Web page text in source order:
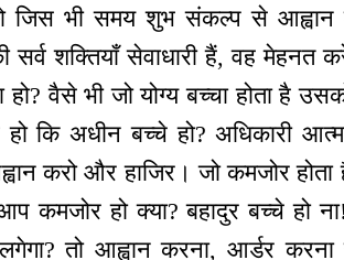
जिस भी समय शुभ संकल्प से
सर्व शक्तियाँ सेवाधारी हैं, वह मेहनत
हो? वैसे भी जो योग्य बच्चा होता है
हो कि अधीन बच्चे हो? अधिकारी
करो और हाजिर। जो कमजोर
कमजोर हो क्या? बहादुर बच्चे हो
तो आह्वान करना, आर्डर